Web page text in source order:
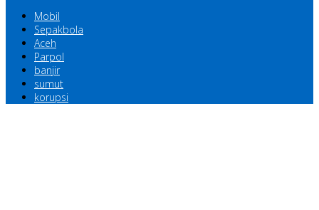
Mobil
Sepakbola
Aceh
Parpol
banjir
sumut
korupsi